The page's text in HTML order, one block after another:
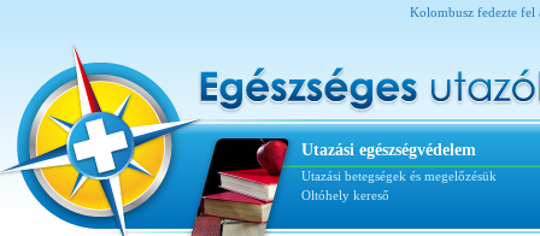
Kolombusz fedezte fel
Utazási egészségvédelem
Utazási betegségek és megelőzésük
Oltóhely kereső